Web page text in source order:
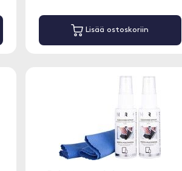
Lisää ostoskoriin